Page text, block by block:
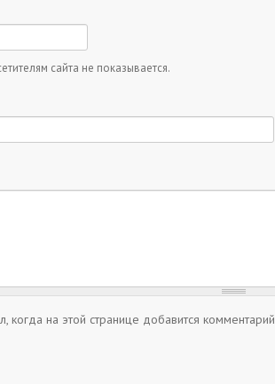
сайта не показывается.
когда на этой странице добавится комментарий